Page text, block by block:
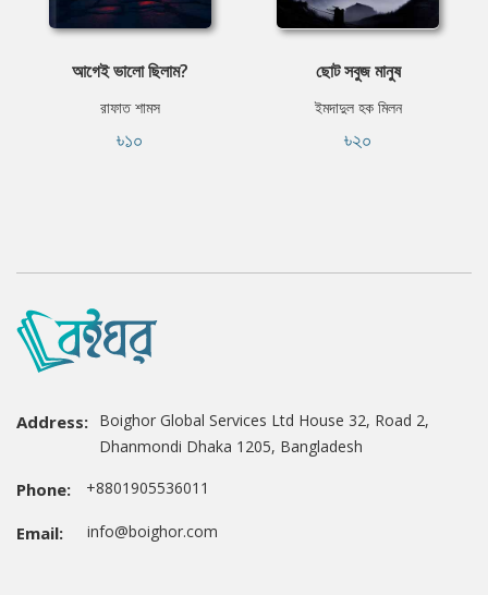
আগেই ভালো ছিলাম?
রাফাত শামস
৳১০
ছোট সবুজ মানুষ
ইমদাদুল হক মিলন
৳২০
Address: Boighor Global Services Ltd House 32, Road 2,
Dhanmondi Dhaka 1205, Bangladesh
Phone: +8801905536011
Email: info@boighor.com